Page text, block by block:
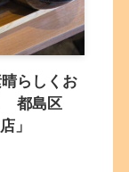
らしくお
都島区
」